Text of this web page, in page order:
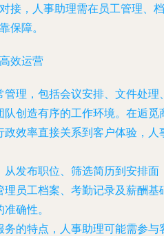
接，人事助理需在员工管理、档
保障。
效运营
理，包括会议安排、文件处理
创造有序的工作环境。在逅觅
效率直接关系到客户体验，人
从发布职位、筛选简历到安排面
员工档案、考勤记录及薪酬基
确性。
的特点，人事助理可能需参与